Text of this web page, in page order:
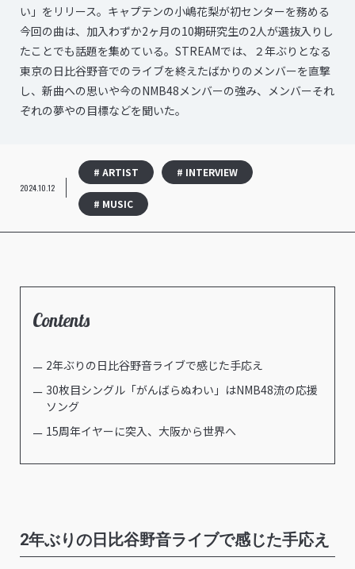
い」をリリース。キャプテンの小嶋花梨が初センターを務める
今回の曲は、加入わずか2ヶ月の10期研究生の2人が選抜入りし
たことでも話題を集めている。STREAMでは、２年ぶりとなる
東京の日比谷野音でのライブを終えたばかりのメンバーを直撃
し、新曲への思いや今のNMB48メンバーの強み、メンバーそれ
ぞれの夢やの目標などを聞いた。
2024.10.12
# ARTIST # INTERVIEW
# MUSIC
Contents
2年ぶりの日比谷野音ライブで感じた手応え
30枚目シングル「がんばらぬわい」はNMB48流の応援
ソング
15周年イヤーに突入、大阪から世界へ
2年ぶりの日比谷野音ライブで感じた手応え